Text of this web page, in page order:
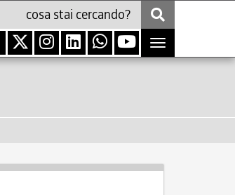
Toggle
navigation